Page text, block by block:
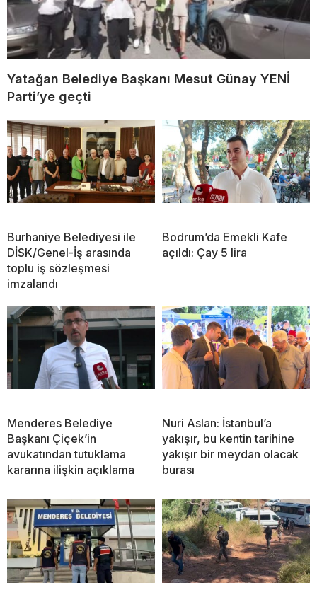
Yatağan Belediye Başkanı Mesut Günay YENİ
Parti’ye geçti
Burhaniye Belediyesi ile
DİSK/Genel-İş arasında
toplu iş sözleşmesi
imzalandı
Bodrum’da Emekli Kafe
açıldı: Çay 5 lira
Menderes Belediye
Başkanı Çiçek’in
avukatından tutuklama
kararına ilişkin açıklama
Nuri Aslan: İstanbul’a
yakışır, bu kentin tarihine
yakışır bir meydan olacak
burası